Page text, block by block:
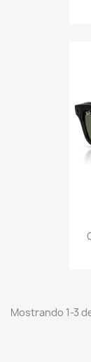
Mostrando 1-3